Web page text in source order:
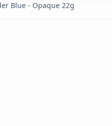
Blue - Opaque 22g